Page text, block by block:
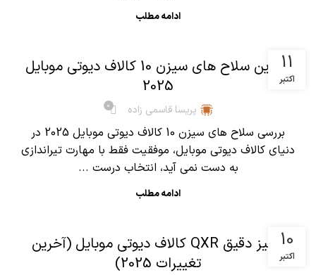
ادامه مطلب
11
اکتبر
بهترین سلاح های سیزن 10 کالاف دیوتی موبایل
2025
پریسا قاسمی زاده 0
بررسی سلاح های سیزن 10 کالاف دیوتی موبایل 2025 در
دنیای کالاف دیوتی موبایل، موفقیت فقط با مهارت تیراندازی
به دست نمی آید، انتخاب درست ...
ادامه مطلب
10
اکتبر
آنالیز دقیق QXR کالاف دیوتی موبایل (آخرین
تغییرات 2025)